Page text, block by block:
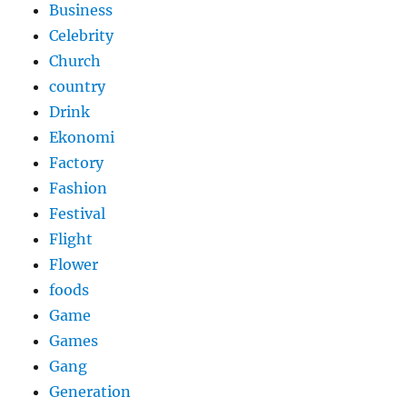
Business
Celebrity
Church
country
Drink
Ekonomi
Factory
Fashion
Festival
Flight
Flower
foods
Game
Games
Gang
Generation